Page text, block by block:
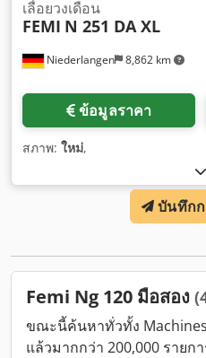
Niederlangen 8,862 km
เลื่อยวงเดือน
FEMI N 251 DA XL
ข้อมูลราคา
สภาพ: ใหม่,
บันทึก
Femi Ng 120 มือสอง
ขณะนี้ค้นหาทั่วทั้ง
แล้วมากกว่า 200,000 รายก